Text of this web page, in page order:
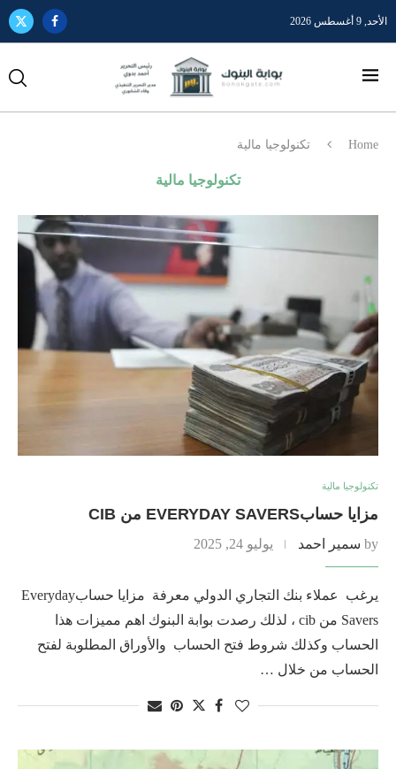
الأحد, 9 أغسطس 2026
Home تكنولوجيا مالية
تكنولوجيا مالية
تكنولوجيا مالية
مزايا حسابEVERYDAY SAVERS من CIB
by سمير احمد يوليو 24, 2025
يرغب عملاء بنك التجاري الدولي معرفة مزايا حسابEveryday
Savers من cib ، لذلك رصدت بوابة البنوك اهم مميزات هذا
الحساب وكذلك شروط فتح الحساب والأوراق المطلوبة لفتح
الحساب من خلال …